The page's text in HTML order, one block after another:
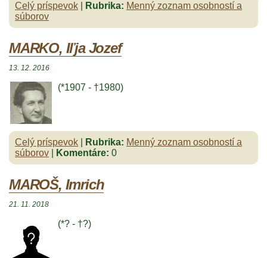
Celý príspevok Rubrika: Menný zoznam osobností a
súborov
MARKO, Iľja Jozef
13. 12. 2016
(*1907 - †1980)
Celý príspevok Rubrika: Menný zoznam osobností a
súborov
Komentáre: 0
MAROŠ, Imrich
21. 11. 2018
(*? - †?)